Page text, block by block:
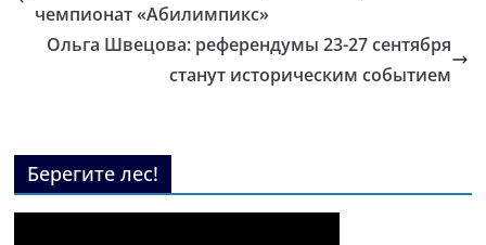
чемпионат «Абилимпикс»
Ольга Швецова: референдумы 23-27 сентября
станут историческим событием
Берегите лес!